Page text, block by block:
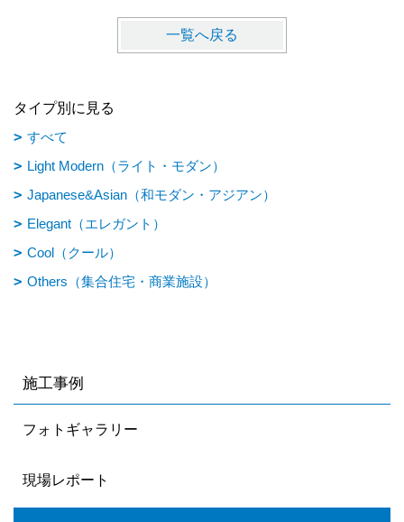
一覧へ戻る
タイプ別に見る
すべて
Light Modern（ライト・モダン）
Japanese&Asian（和モダン・アジアン）
Elegant（エレガント）
Cool（クール）
Others（集合住宅・商業施設）
施工事例
フォトギャラリー
現場レポート